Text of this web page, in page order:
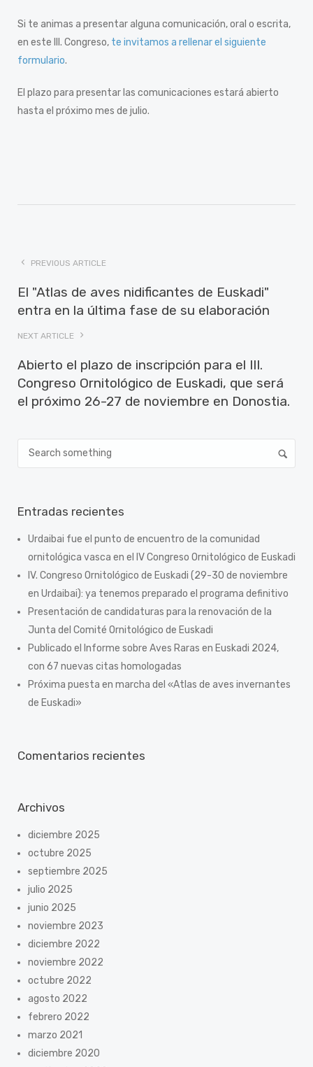
Si te animas a presentar alguna comunicación, oral o escrita,
en este III. Congreso, te invitamos a rellenar el siguiente
formulario.
El plazo para presentar las comunicaciones estará abierto
hasta el próximo mes de julio.
PREVIOUS ARTICLE
El "Atlas de aves nidificantes de Euskadi"
entra en la última fase de su elaboración
NEXT ARTICLE
Abierto el plazo de inscripción para el III.
Congreso Ornitológico de Euskadi, que será
el próximo 26-27 de noviembre en Donostia.
Entradas recientes
Urdaibai fue el punto de encuentro de la comunidad
ornitológica vasca en el IV Congreso Ornitológico de Euskadi
IV. Congreso Ornitológico de Euskadi (29-30 de noviembre
en Urdaibai): ya tenemos preparado el programa definitivo
Presentación de candidaturas para la renovación de la
Junta del Comité Ornitológico de Euskadi
Publicado el Informe sobre Aves Raras en Euskadi 2024,
con 67 nuevas citas homologadas
Próxima puesta en marcha del «Atlas de aves invernantes
de Euskadi»
Comentarios recientes
Archivos
diciembre 2025
octubre 2025
septiembre 2025
julio 2025
junio 2025
noviembre 2023
diciembre 2022
noviembre 2022
octubre 2022
agosto 2022
febrero 2022
marzo 2021
diciembre 2020